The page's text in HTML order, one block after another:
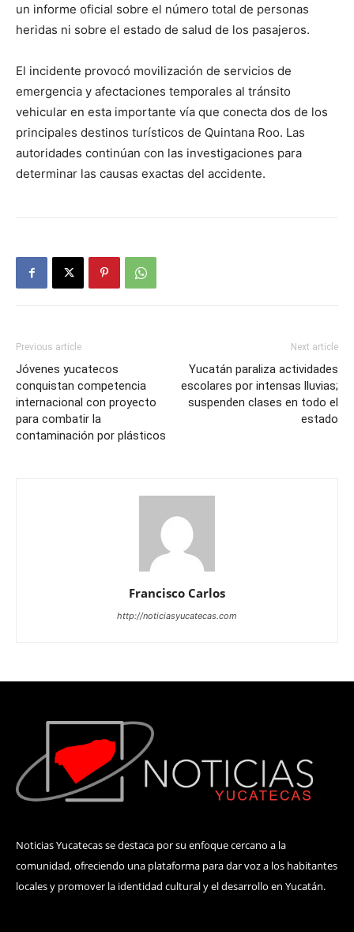
un informe oficial sobre el número total de personas
heridas ni sobre el estado de salud de los pasajeros.
El incidente provocó movilización de servicios de
emergencia y afectaciones temporales al tránsito
vehicular en esta importante vía que conecta dos de los
principales destinos turísticos de Quintana Roo. Las
autoridades continúan con las investigaciones para
determinar las causas exactas del accidente.
Previous article
Jóvenes yucatecos
conquistan competencia
internacional con proyecto
para combatir la
contaminación por plásticos
Next article
Yucatán paraliza actividades
escolares por intensas lluvias;
suspenden clases en todo el
estado
Francisco Carlos
http://noticiasyucatecas.com
Noticias Yucatecas se destaca por su enfoque cercano a la
comunidad, ofreciendo una plataforma para dar voz a los habitantes
locales y promover la identidad cultural y el desarrollo en Yucatán.